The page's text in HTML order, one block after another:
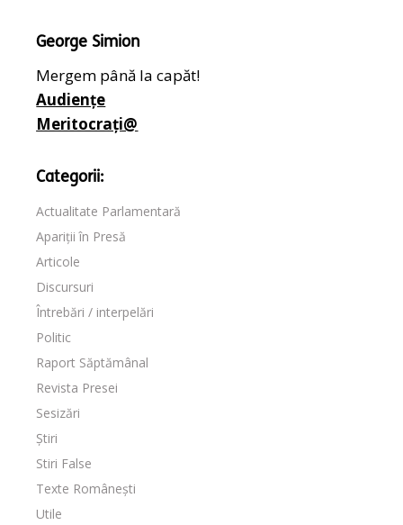
George Simion
Mergem până la capăt!
Audiențe
Meritocrați@
Categorii:
Actualitate Parlamentară
Apariții în Presă
Articole
Discursuri
Întrebări / interpelări
Politic
Raport Săptămânal
Revista Presei
Sesizări
Știri
Stiri False
Texte Românești
Utile